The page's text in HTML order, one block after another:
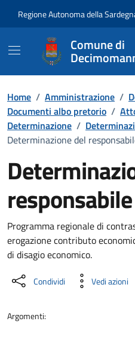
Regione Autonoma della
Comune di
Home / Amministrazione /
Documenti albo pretorio /
Determinazione /
Determinazione del
Dettaglio del documento
Programma regionale di
erogazione contributo
di disagio economico.
Condividi Vedi azioni
Argomenti: